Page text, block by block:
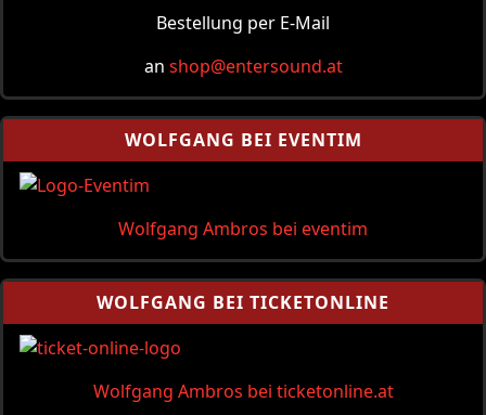
Bestellung per E-Mail
an shop@entersound.at
WOLFGANG BEI EVENTIM
Wolfgang Ambros bei eventim
WOLFGANG BEI TICKETONLINE
Wolfgang Ambros bei ticketonline.at